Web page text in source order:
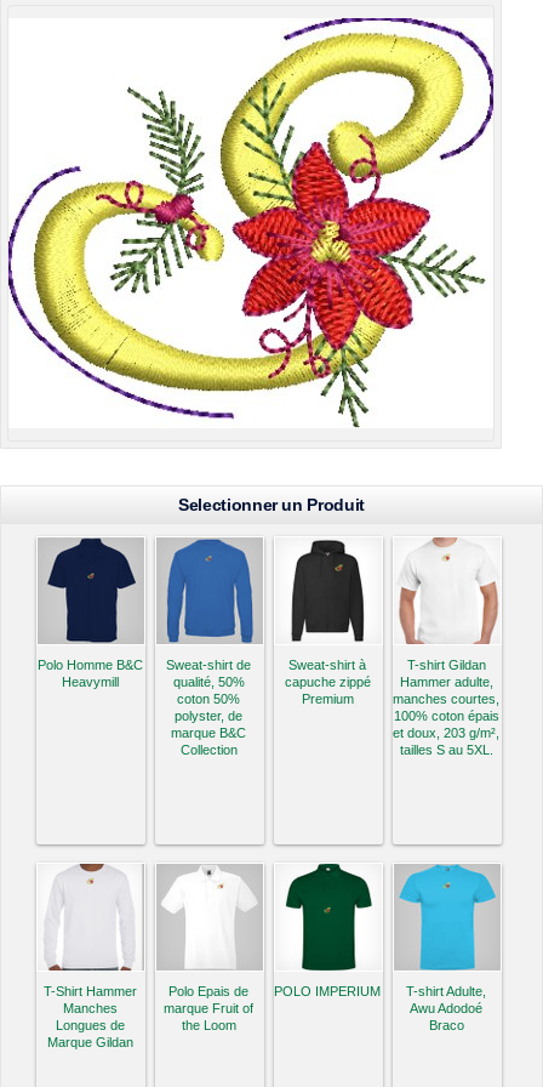
Selectionner un Produit
Polo Homme B&C
Heavymill
Sweat-shirt de
qualité, 50%
coton 50%
polyster, de
marque B&C
Collection
Sweat-shirt à
capuche zippé
Premium
T-shirt Gildan
Hammer adulte,
manches courtes,
100% coton épais
et doux, 203 g/m²,
tailles S au 5XL.
T-Shirt Hammer
Manches
Longues de
Marque Gildan
Polo Epais de
marque Fruit of
the Loom
POLO IMPERIUM
T-shirt Adulte,
Awu Adodoé
Braco